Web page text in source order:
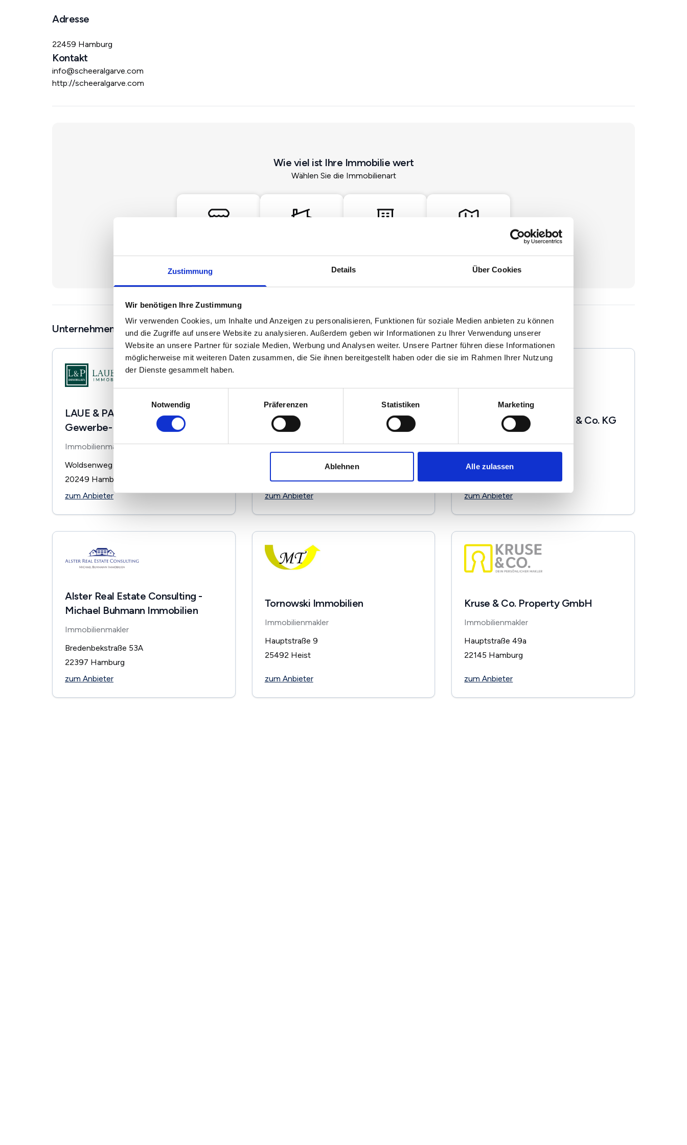
Zustimmung Details Über Cookies
Wir benötigen Ihre Zustimmung
Wir verwenden Cookies, um Inhalte und Anzeigen zu personalisieren, Funktionen für soziale Medien anbieten zu können
und die Zugriffe auf unsere Website zu analysieren. Außerdem geben wir Informationen zu Ihrer Verwendung unserer
Website an unsere Partner für soziale Medien, Werbung und Analysen weiter. Unsere Partner führen diese Informationen
möglicherweise mit weiteren Daten zusammen, die Sie ihnen bereitgestellt haben oder die sie im Rahmen Ihrer Nutzung
der Dienste gesammelt haben.
Notwendig
Präferenzen Statistiken Marketing
Ablehnen Alle zulassen
Adresse
22459 Hamburg
Kontakt
info@scheeralgarve.com
http://scheeralgarve.com
Wie viel ist Ihre Immobilie wert
Wählen Sie die Immobilienart
Unternehmen in der Nähe
LAUE & PARTNER Wohn-,
Gewerbe- & Anlagenobjekte
Immobilienmakler
Woldsenweg 7
20249 Hamburg
zum Anbieter
HIR Hamburg International Realty
GmbH
Immobilienmakler
Große Elbstraße 45
22767 Hamburg
zum Anbieter
Selected Homes GmbH & Co. KG
22085 Hamburg
zum Anbieter
Alster Real Estate Consulting -
Michael Buhmann Immobilien
Immobilienmakler
Bredenbekstraße 53A
22397 Hamburg
zum Anbieter
Tornowski Immobilien
Immobilienmakler
Hauptstraße 9
25492 Heist
zum Anbieter
Kruse & Co. Property GmbH
Immobilienmakler
Hauptstraße 49a
22145 Hamburg
zum Anbieter